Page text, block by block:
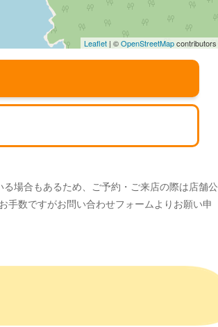
Leaflet | ©OpenStreetMapcontributors
場合もあるため、ご予約・ご来店の際は店舗公
手数ですがお問い合わせフォームよりお願い申